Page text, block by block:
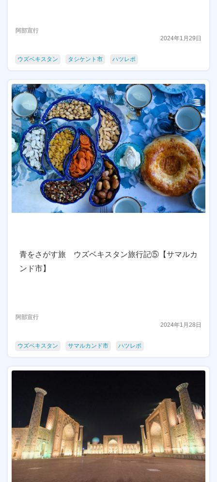
阿部宣行
2024年1月29日
ウズベキスタン タシケント市 ハツレポ
青をさがす旅 ウズベキスタン旅行記⑤【サマルカ
ンド市】
阿部宣行
2024年1月28日
ウズベキスタン サマルカンド市 ハツレポ